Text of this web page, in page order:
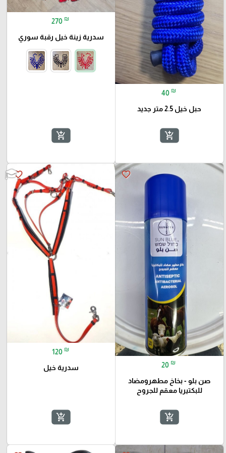
40 ₪
حبل خيل 2.5 متر جديد
add_shopping_cart
270 ₪
سدرية زينة خيل رقبة سوري
add_shopping_cart
favorite_border
20 ₪
صن بلو - بخاخ مطهرومضاد
للبكتيريا معقم للجروح
add_shopping_cart
favorite_border
120 ₪
سدرية خيل
add_shopping_cart